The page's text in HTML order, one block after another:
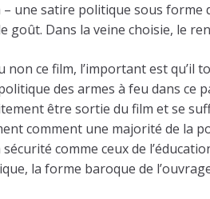
– une satire politique sous forme
goût. Dans la veine choisie, le
non ce film, l’important est qu’il
des armes à feu dans ce
être sortie du film et se
comment une majorité de la
comme ceux de
la forme baroque de